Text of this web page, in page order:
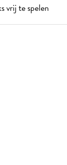
vrij te spelen